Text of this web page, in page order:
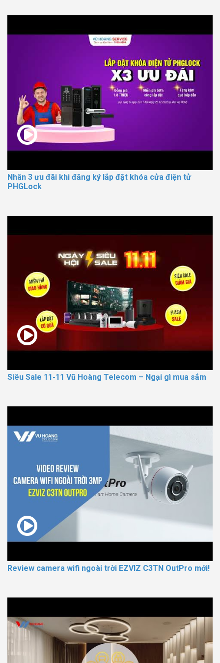
Nhân 3 ưu đãi khi đăng ký lắp đặt khóa cửa điện tử
PHGLock
Siêu Sale 11-11 Vũ Hoàng Telecom – Ngại gì mua sắm
Review camera wifi ngoài trời EZVIZ C3TN OutPro mới!